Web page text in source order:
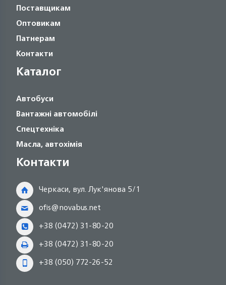
Поставщикам
Оптовикам
Патнерам
Контакти
Каталог
Автобуси
Вантажні автомобілі
Спецтехніка
Масла, автохімія
Контакти
Черкаси, вул. Лук'янова 5/1
ofis@novabus.net
+38 (0472) 31-80-20
+38 (0472) 31-80-20
+38 (050) 772-26-52